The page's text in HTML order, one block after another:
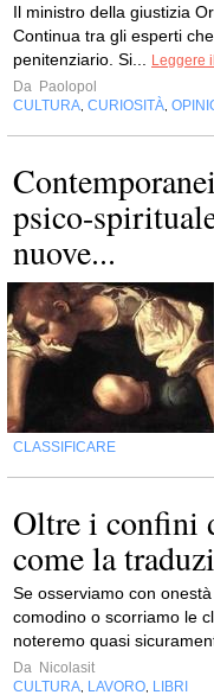
Il ministro della giustizia
Continua tra gli esperti
penitenziario. Si...
Leggere
Da Paolopol
CULTURA CURIOSITÀ
psico-
nuove...
CLASSIFICARE
Oltre i confini
come la
Se osserviamo con
comodino o scorriamo le
noteremo quasi
Da Nicolasit
CULTURA LAVORO LIBRI